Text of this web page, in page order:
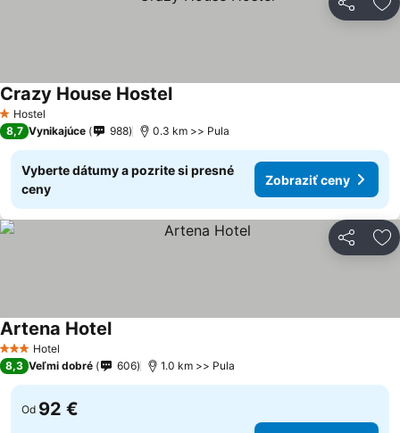
Zdieľať
1 Počet hviezdičiek
Hostel
Crazy House HostelZobraziť ceny
8,7 Vynikajúce 988 0.3 km >> Pula
Vyberte dátumy a pozrite si presné
ceny
Zobraziť ceny
Zdieľať
3 Počet hviezdičiek
Hotel
Artena HotelZobraziť ceny
8,3 Veľmi dobré 606 1.0 km >> Pula
Od 92 €